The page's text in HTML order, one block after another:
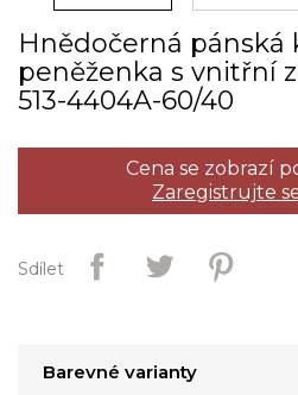
Hnědočerná pánská
peněženka s vnitřní
513­-4404A­-60/40
Cena se zobrazí
Zaregistrujte
Sdílet
Barevné varianty